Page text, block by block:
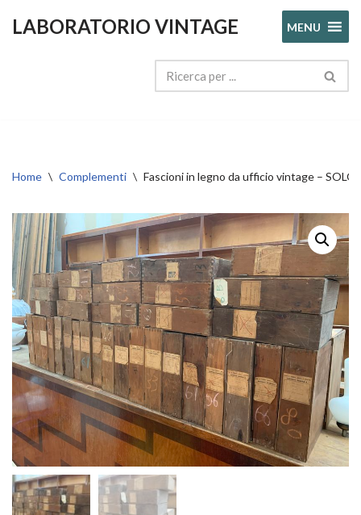
LABORATORIO VINTAGE MENU
Home \ Complementi \ Fascioni in legno da ufficio vintage – SOLO